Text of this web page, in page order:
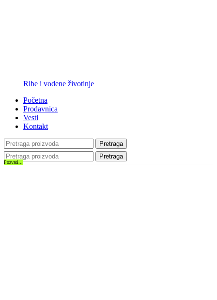
Ribe i vodene životinje
Početna
Prodavnica
Vesti
Kontakt
Pretraga
Pretraga
Pozvati...